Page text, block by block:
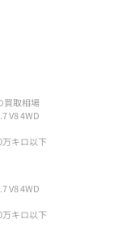
買取相場
V8 4WD
万キロ以下
V8 4WD
万キロ以下